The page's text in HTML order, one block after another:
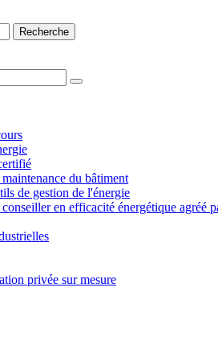
Recherche
du bâtiment
de gestion de l'énergie
en efficacité énergétique agréé
privée sur mesure